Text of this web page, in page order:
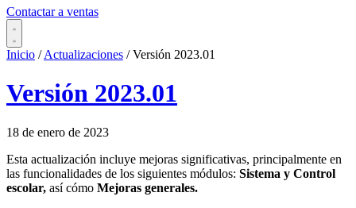
Contactar a ventas
Inicio / Actualizaciones / Versión 2023.01
Versión 2023.01
18 de enero de 2023
Esta actualización incluye mejoras significativas, principalmente en
las funcionalidades de los siguientes módulos: Sistema y Control
escolar, así cómo Mejoras generales.